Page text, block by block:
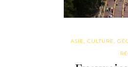
ASIE, CULTURE,